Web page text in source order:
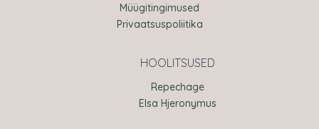
Müügitingimused
Privaatsuspoliitika
HOOLITSUSED
Repechage
Elsa Hjeronymus